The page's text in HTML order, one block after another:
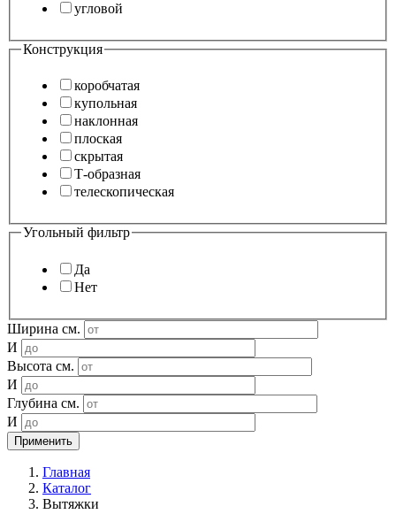
угловой
Конструкция
коробчатая
купольная
наклонная
плоская
скрытая
Т-образная
телескопическая
Угольный фильтр
Да
Нет
Ширина см.
И
Высота см.
И
Глубина см.
И
Применить
Главная
Каталог
Вытяжки